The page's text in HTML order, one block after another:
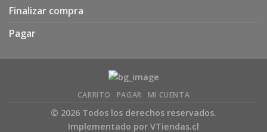
Finalizar compra
Pagar
CARRITO PAGAR MI CUENTA
© 2026 Todos los derechos reservados.
Implementado por VTiendas.cl